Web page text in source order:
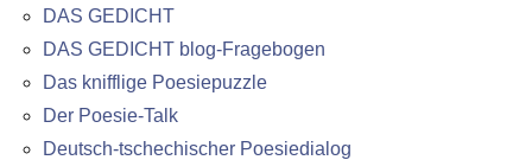
DAS GEDICHT
DAS GEDICHT blog-Fragebogen
Das knifflige Poesiepuzzle
Der Poesie-Talk
Deutsch-tschechischer Poesiedialog